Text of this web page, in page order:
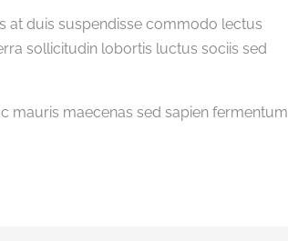
at duis suspendisse commodo lectus
sollicitudin lobortis luctus sociis sed
mauris maecenas sed sapien fermentum